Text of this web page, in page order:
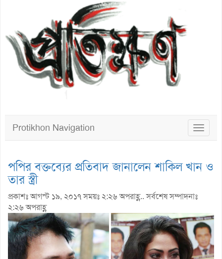
Toggle
Protikhon Navigation
পপির বক্তব্যের প্রতিবাদ জানালেন শাকিল খান ও
তার স্ত্রী
প্রকাশঃ আগস্ট ১৯, ২০১৭ সময়ঃ ২:২৬ অপরাহ্ণ.. সর্বশেষ সম্পাদনাঃ
২:২৬ অপরাহ্ণ